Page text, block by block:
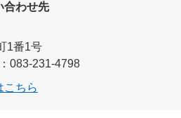
合わせ先
1番1号
083-231-4798
こちら